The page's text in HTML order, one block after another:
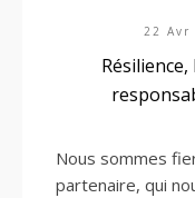
22 Avr
Résilience,
Nous sommes
partenaire, qui